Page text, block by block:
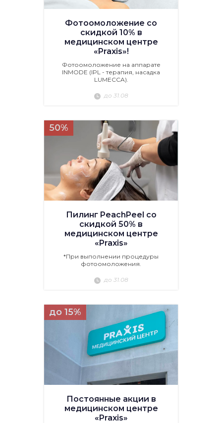
Фотоомоложение со
скидкой 10% в
медицинском центре
«Praxis»!
Фотоомоложение на аппарате
INMODE (IPL - терапия, насадка
LUMECCA).
до 31.08
50%
Пилинг PeachPeel со
скидкой 50% в
медицинском центре
«Praxis»
*При выполнении процедуры
фотоомоложения.
до 31.08
до 15%
Постоянные акции в
медицинском центре
«Praxis»